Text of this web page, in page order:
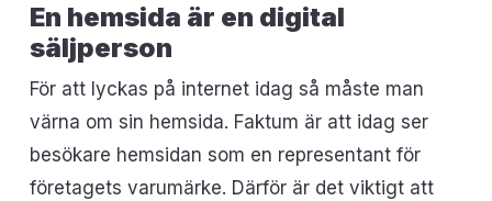
En hemsida är en digital
säljperson
För att lyckas på internet idag så måste man
värna om sin hemsida. Faktum är att idag ser
besökare hemsidan som en representant för
företagets varumärke. Därför är det viktigt att